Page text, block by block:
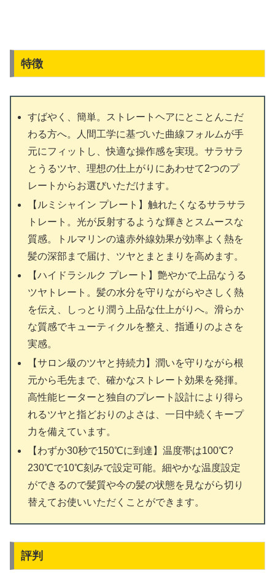
特徴
すばやく、簡単。ストレートヘアにとことんこだ
わる方へ。人間工学に基づいた曲線フォルムが手
元にフィットし、快適な操作感を実現。サラサラ
とうるツヤ、理想の仕上がりにあわせて2つのプ
レートからお選びいただけます。
【ルミシャイン プレート】触れたくなるサラサラ
トレート。光が反射するような輝きとスムースな
質感。トルマリンの遠赤外線効果が効率よく熱を
髪の深部まで届け、ツヤとまとまりを高めます。
【ハイドラシルク プレート】艶やかで上品なうる
ツヤトレート。髪の水分を守りながらやさしく熱
を伝え、しっとり潤う上品な仕上がりへ。滑らか
な質感でキューティクルを整え、指通りのよさを
実感。
【サロン級のツヤと持続力】潤いを守りながら根
元から毛先まで、確かなストレート効果を発揮。
高性能ヒーターと独自のプレート設計により得ら
れるツヤと指どおりのよさは、一日中続くキープ
力を備えています。
【わずか30秒で150℃に到達】温度帯は100℃?
230℃で10℃刻みで設定可能。細やかな温度設定
ができるので髪質や今の髪の状態を見ながら切り
替えてお使いいただくことができます。
評判